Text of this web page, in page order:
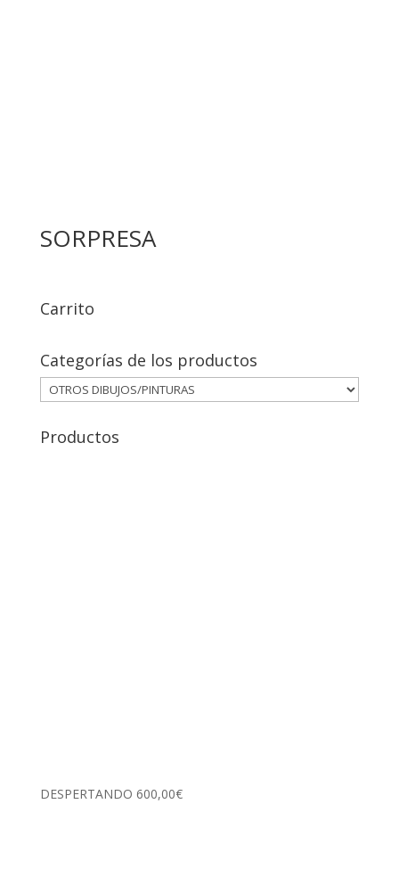
SORPRESA
Carrito
Categorías de los productos
Productos
DESPERTANDO 600,00€